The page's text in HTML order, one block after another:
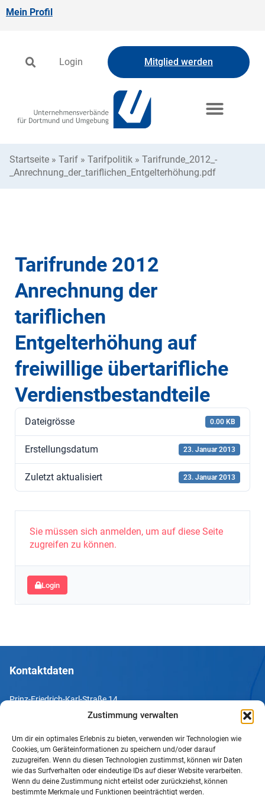
Zustimmung verwalten
Um dir ein optimales Erlebnis zu bieten, verwenden wir Technologien wie
Cookies, um Geräteinformationen zu speichern und/oder darauf
zuzugreifen. Wenn du diesen Technologien zustimmst, können wir Daten
wie das Surfverhalten oder eindeutige IDs auf dieser Website verarbeiten.
Wenn du deine Zustimmung nicht erteilst oder zurückziehst, können
bestimmte Merkmale und Funktionen beeinträchtigt werden.
Mein Profil
Login Mitglied werden
Startseite » Tarif » Tarifpolitik » Tarifrunde_2012_-
_Anrechnung_der_tariflichen_Entgelterhöhung.pdf
Tarifrunde 2012
Anrechnung der
tariflichen
Entgelterhöhung auf
freiwillige übertarifliche
Verdienstbestandteile
Dateigrösse 0.00 KB
Erstellungsdatum 23. Januar 2013
Zuletzt aktualisiert 23. Januar 2013
Sie müssen sich anmelden, um auf diese Seite
zugreifen zu können.
Login
Kontaktdaten
Prinz-Friedrich-Karl-Straße 14
Tel. +49 231 952052-10
Fax +49 231 952052-60
e-Mail info@uv-do.de